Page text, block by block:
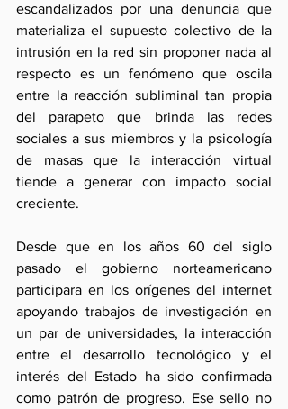
escandalizados por una denuncia que
materializa el supuesto colectivo de la
intrusión en la red sin proponer nada al
respecto es un fenómeno que oscila
entre la reacción subliminal tan propia
del parapeto que brinda las redes
sociales a sus miembros y la psicología
de masas que la interacción virtual
tiende a generar con impacto social
creciente.
Desde que en los años 60 del siglo
pasado el gobierno norteamericano
participara en los orígenes del internet
apoyando trabajos de investigación en
un par de universidades, la interacción
entre el desarrollo tecnológico y el
interés del Estado ha sido confirmada
como patrón de progreso. Ese sello no